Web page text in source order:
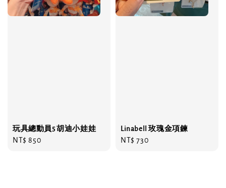
玩具總動員5 胡迪小娃娃
Regular
NT$ 850
Linabell 玫瑰金項鍊
Regular
NT$ 730